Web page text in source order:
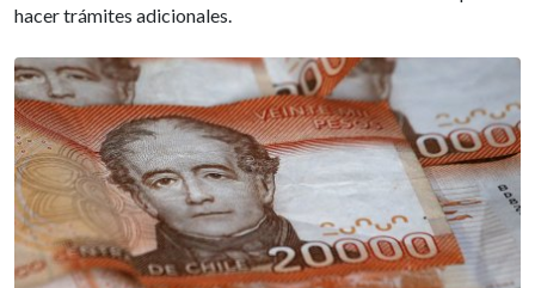
hacer trámites adicionales.